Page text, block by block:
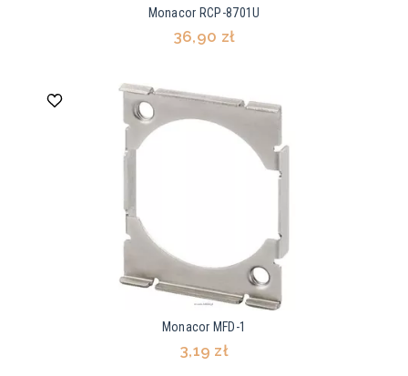
Monacor RCP-8701U
36,90 zł
Monacor MFD-1
3,19 zł